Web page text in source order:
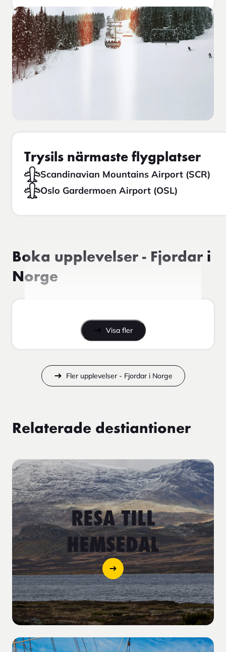
Trysils närmaste flygplatser
Scandinavian Mountains Airport (SCR)
Oslo Gardermoen Airport (OSL)
Boka upplevelser - Fjordar i
Norge
Visa fler
Fler upplevelser - Fjordar i Norge
Relaterade destiantioner
RESA TILL
HEMSEDAL